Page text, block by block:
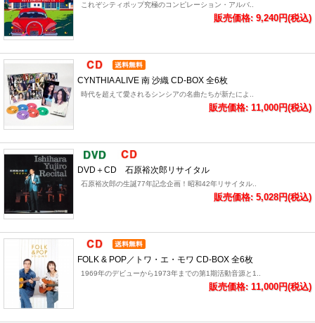
これぞシティポップ究極のコンピレーション・アルバ..
販売価格: 9,240円(税込)
CYNTHIA ALIVE 南 沙織 CD-BOX 全6枚
時代を超えて愛されるシンシアの名曲たちが新たによ..
販売価格: 11,000円(税込)
DVD＋CD 石原裕次郎リサイタル
石原裕次郎の生誕77年記念企画！昭和42年リサイタル..
販売価格: 5,028円(税込)
FOLK & POP／トワ・エ・モワ CD-BOX 全6枚
1969年のデビューから1973年までの第1期活動音源と1..
販売価格: 11,000円(税込)